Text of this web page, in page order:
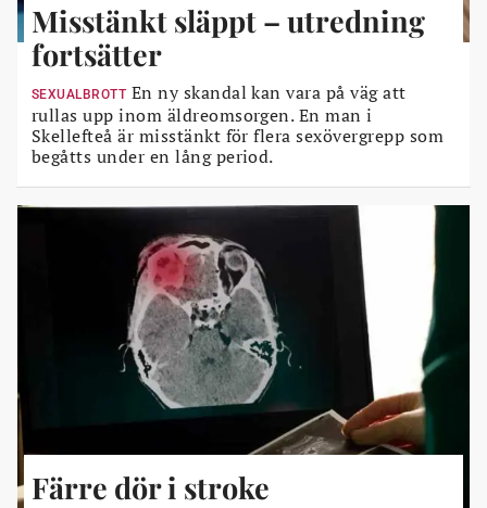
Misstänkt släppt – utredning
fortsätter
SEXUALBROTT En ny skandal kan vara på väg att
rullas upp inom äldreomsorgen. En man i
Skellefteå är misstänkt för flera sexövergrepp som
begåtts under en lång period.
Färre dör i stroke